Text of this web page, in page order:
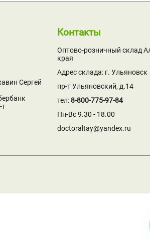
Сергей
т
Контакты
Оптово-розничный склад
края
Адрес склада: г. Ульяновск
пр-т Ульяновский, д.14
тел:8-800-775-97-84
Пн-Вс 9.30 - 18.00
doctoraltay@yandex.ru